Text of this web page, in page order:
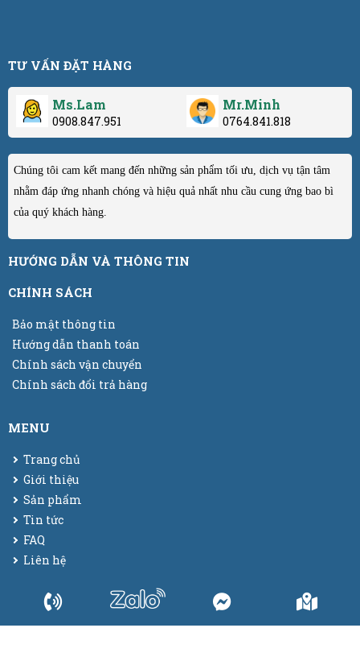
TƯ VẤN ĐẶT HÀNG
Ms.Lam
0908.847.951
Mr.Minh
0764.841.818
Chúng tôi cam kết mang đến những sản phẩm tối ưu, dịch vụ tận tâm
nhằm đáp ứng nhanh chóng và hiệu quả nhất nhu cầu cung ứng bao bì
của quý khách hàng.
HƯỚNG DẪN VÀ THÔNG TIN
CHÍNH SÁCH
Bảo mật thông tin
Hướng dẫn thanh toán
Chính sách vận chuyển
Chính sách đổi trả hàng
MENU
Trang chủ
Giới thiệu
Sản phẩm
Tin tức
FAQ
Liên hệ
Bao bì màng co